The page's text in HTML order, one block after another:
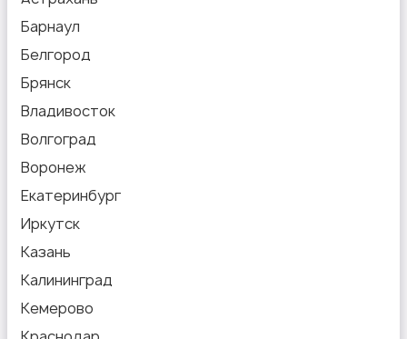
Барнаул
Белгород
Брянск
Владивосток
Волгоград
Воронеж
Екатеринбург
Иркутск
Казань
Калининград
Кемерово